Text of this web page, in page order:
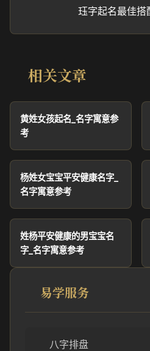
珏字起名最佳搭
相关文章
黄姓女孩起名_名字寓意参
考
杨姓女宝宝平安健康名字_
名字寓意参考
姓杨平安健康的男宝宝名
字_名字寓意参考
易学服务
八字排盘